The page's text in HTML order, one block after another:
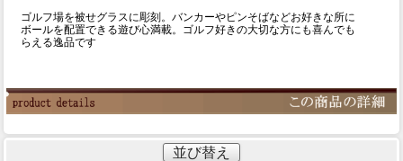
ゴルフ場を被せグラスに彫刻。バンカーやピンそばなどお好きな所に
ボールを配置できる遊び心満載。ゴルフ好きの大切な方にも喜んでも
らえる逸品です
並び替え